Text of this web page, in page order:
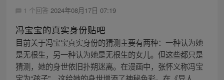
1 个回答 2024年08月17日 07:19
冯宝宝的真实身份贴吧
目前关于冯宝宝真实身份的猜测主要有两种：一种认为她
是无根生，另一种认为她是无根生的女儿。但这些都只是
猜测，她的身世依旧扑朔迷离。在漫画中，张怀义称冯宝